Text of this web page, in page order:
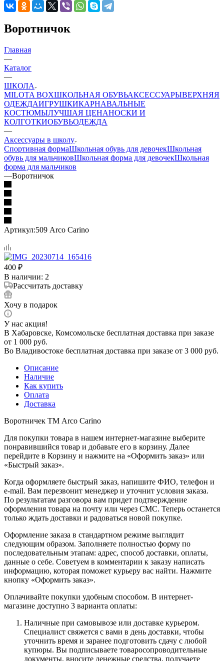
Воротничок
Главная
—
Каталог
—
ШКОЛА
MILOTA BOXШКОЛЬНАЯ ОБУВЬАКСЕССУАРЫВЕРХНЯЯ
ОДЕЖДАИГРУШКИКАРНАВАЛЬНЫЕ
КОСТЮМЫЛУЧШАЯ ЦЕНАНОСКИ И
КОЛГОТКИОБУВЬОДЕЖДА
—
Аксессуары в школу
Спортивная формаШкольная обувь для девочекШкольная
обувь для мальчиковШкольная форма для девочекШкольная
форма для мальчиков
—Воротничок
Артикул:509 Arco Carino
400 ₽
В наличии: 2
Рассчитать доставку
Хочу в подарок
У нас акция!
В Хабаровске, Комсомольске бесплатная доставка при заказе
от 1 000 руб.
Во Владивостоке бесплатная доставка при заказе от 3 000 руб.
Описание
Наличие
Как купить
Оплата
Доставка
Воротничек ТМ Arco Carino
Для покупки товара в нашем интернет-магазине выберите
понравившийся товар и добавьте его в корзину. Далее
перейдите в Корзину и нажмите на «Оформить заказ» или
«Быстрый заказ».
Когда оформляете быстрый заказ, напишите ФИО, телефон и
e-mail. Вам перезвонит менеджер и уточнит условия заказа.
По результатам разговора вам придет подтверждение
оформления товара на почту или через СМС. Теперь останется
только ждать доставки и радоваться новой покупке.
Оформление заказа в стандартном режиме выглядит
следующим образом. Заполняете полностью форму по
последовательным этапам: адрес, способ доставки, оплаты,
данные о себе. Советуем в комментарии к заказу написать
информацию, которая поможет курьеру вас найти. Нажмите
кнопку «Оформить заказ».
Оплачивайте покупки удобным способом. В интернет-
магазине доступно 3 варианта оплаты:
Наличные при самовывозе или доставке курьером.
Специалист свяжется с вами в день доставки, чтобы
уточнить время и заранее подготовить сдачу с любой
купюры. Вы подписываете товаросопроводительные
документы, вносите денежные средства, получаете